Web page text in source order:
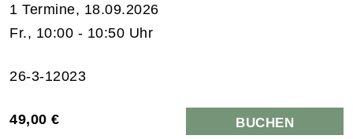
1 Termine, 18.09.2026
Fr., 10:00 - 10:50 Uhr
26-3-12023
49,00 € BUCHEN